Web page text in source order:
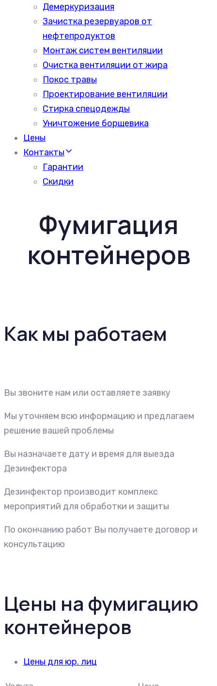
Демеркуризация
Зачистка резервуаров от
нефтепродуктов
Монтаж систем вентиляции
Очистка вентиляции от жира
Покос травы
Проектирование вентиляции
Стирка спецодежды
Уничтожение борщевика
Цены
Контакты
Гарантии
Скидки
Фумигация
контейнеров
Как мы работаем
Вы звоните нам или оставляете заявку
Мы уточняем всю информацию и предлагаем
решение вашей проблемы
Вы назначаете дату и время для выезда
Дезинфектора
Дезинфектор производит комплекс
мероприятий для обработки и защиты
По окончанию работ Вы получаете договор и
консультацию
Цены на фумигацию
контейнеров
Цены для юр. лиц